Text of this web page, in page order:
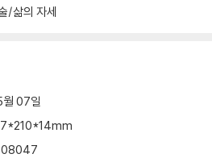
곤으로
/삶의 자세
07일